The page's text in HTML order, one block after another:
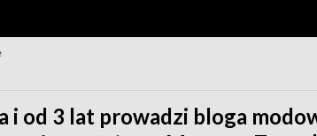
i od 3 lat prowadzi bloga